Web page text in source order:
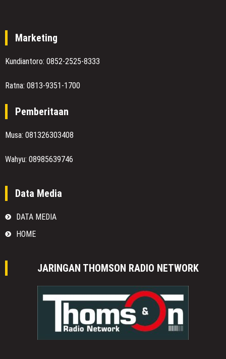
Marketing
Kundiantoro: 0852-2525-8333
Ratna: 0813-9351-1700
Pemberitaan
Musa: 081326303408
Wahyu: 08985639746
Data Media
DATA MEDIA
HOME
JARINGAN THOMSON RADIO NETWORK